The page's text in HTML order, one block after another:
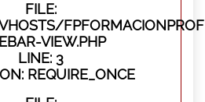
FILE:
VIEW.PHP
LINE: 3
REQUIRE_ONCE